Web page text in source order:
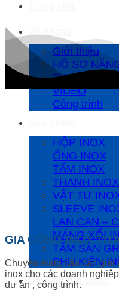
Giới thiệu
HỒ SƠ
TUYỂN
VIDEO
Công trình
HỘP INOX
ỐNG INOX
TẤM INOX
THANH INOX
VẬT TƯ
SLEEVE
LAN CAN –
MÁNG XỐI
TẤM SÀN
PHỤ KIỆN
Dịch Vụ Gia Công
GIA CÔNG INOX
Chuyên cung cấp các giải
inox cho các doanh
dự án , công trình.